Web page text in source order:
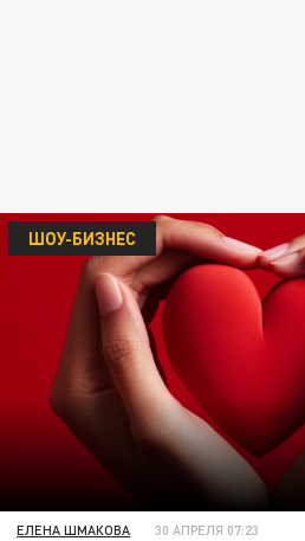
ШОУ-БИЗНЕС
ЕЛЕНА ШМАКОВА 30 АПРЕЛЯ 07:23